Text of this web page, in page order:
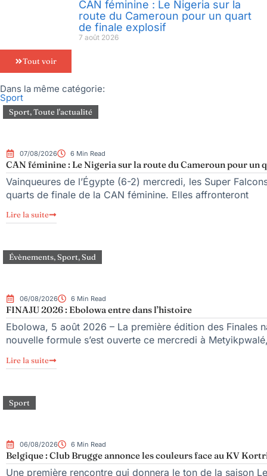
CAN féminine : Le Nigeria sur la
route du Cameroun pour un quart
de finale explosif
7 août 2026
Tout voir
Dans la même catégorie:
Sport
Sport,Toute l'actualité
07/08/2026 6 Min Read
CAN féminine : Le Nigeria sur la route du Cameroun pour un
Vainqueures de l’Égypte (6-2) mercredi, les Super
quarts de finale de la CAN féminine. Elles affronteront
Lire la suite
Évènements,Sport,Sud
06/08/2026 6 Min Read
FINAJU 2026 : Ebolowa entre dans l’histoire
Ebolowa, 5 août 2026 – La première édition des Finales
nouvelle formule s’est ouverte ce mercredi à
Lire la suite
Sport
06/08/2026 6 Min Read
Belgique : Club Brugge annonce les couleurs face au KV
Une première rencontre qui donnera le ton de la saison